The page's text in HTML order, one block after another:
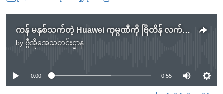
ကန် မနှစ်သက်တဲ့ Huawei ကုမ္ပဏီကို ဗြိတိန် လက်ခံမလား
by ဗွီအိုအေသတင်းဌာန
No media source currently available
0:00 0:55